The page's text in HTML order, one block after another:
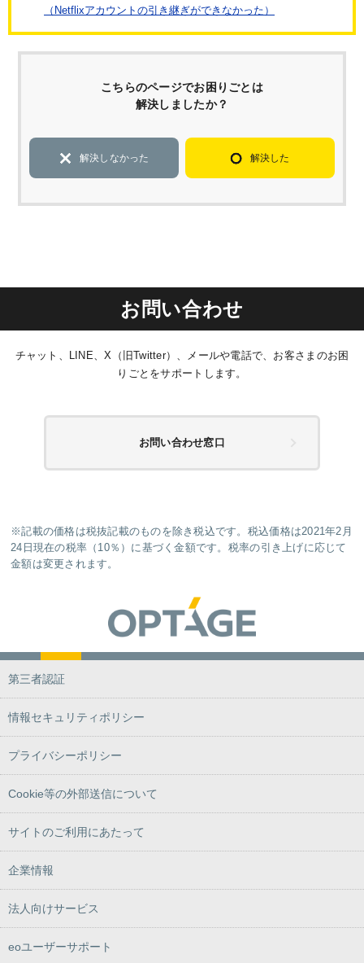
（Netflixアカウントの引き継ぎができなかった）
こちらのページでお困りごとは
解決しましたか？
解決しなかった 解決した
お問い合わせ
チャット、LINE、X（旧Twitter）、メールや電話で、お客さまのお困
りごとをサポートします。
お問い合わせ窓口
※記載の価格は税抜記載のものを除き税込です。税込価格は2021年2月
24日現在の税率（10％）に基づく金額です。税率の引き上げに応じて
金額は変更されます。
第三者認証
情報セキュリティポリシー
プライバシーポリシー
Cookie等の外部送信について
サイトのご利用にあたって
企業情報
法人向けサービス
eoユーザーサポート